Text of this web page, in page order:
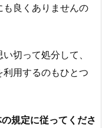
良くありませんの
切って処分して、
用するのもひとつ
規定に従ってくださ